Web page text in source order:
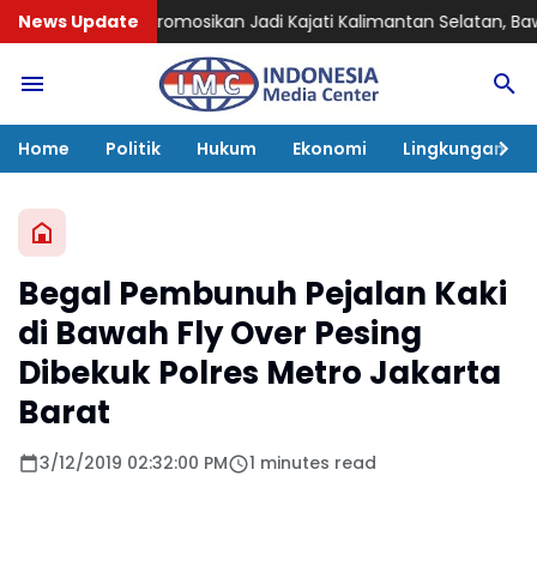
News UpdateJadi Kajati Kalimantan Selatan, Bawa Pengalaman
Home Politik Hukum Ekonomi Lingkungan
Begal Pembunuh Pejalan Kaki
di Bawah Fly Over Pesing
Dibekuk Polres Metro Jakarta
Barat
3/12/2019 02:32:00 PM 1 minutes read